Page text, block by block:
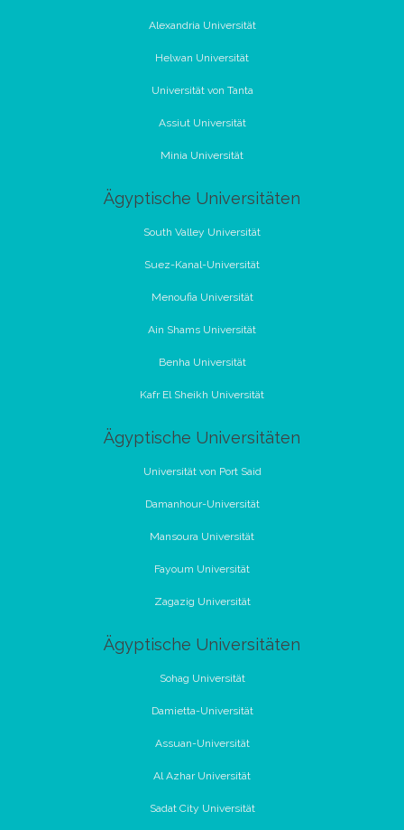
Alexandria Universität
Helwan Universität
Universität von Tanta
Assiut Universität
Minia Universität
Ägyptische Universitäten
South Valley Universität
Suez-Kanal-Universität
Menoufia Universität
Ain Shams Universität
Benha Universität
Kafr El Sheikh Universität
Ägyptische Universitäten
Universität von Port Said
Damanhour-Universität
Mansoura Universität
Fayoum Universität
Zagazig Universität
Ägyptische Universitäten
Sohag Universität
Damietta-Universität
Assuan-Universität
Al Azhar Universität
Sadat City Universität